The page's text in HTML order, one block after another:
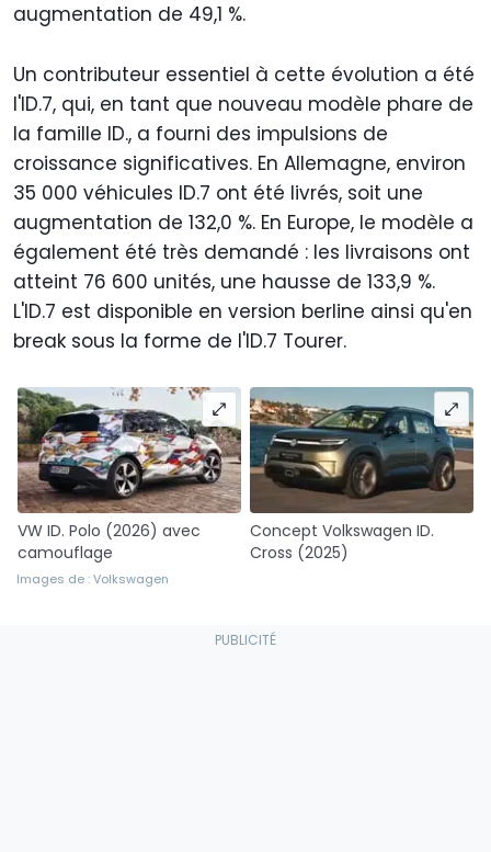
augmentation de 49,1 %.
Un contributeur essentiel à cette évolution a été
l'ID.7, qui, en tant que nouveau modèle phare de
la famille ID., a fourni des impulsions de
croissance significatives. En Allemagne, environ
35 000 véhicules ID.7 ont été livrés, soit une
augmentation de 132,0 %. En Europe, le modèle a
également été très demandé : les livraisons ont
atteint 76 600 unités, une hausse de 133,9 %.
L'ID.7 est disponible en version berline ainsi qu'en
break sous la forme de l'ID.7 Tourer.
VW ID. Polo (2026) avec
camouflage
Concept Volkswagen ID.
Cross (2025)
Images de : Volkswagen